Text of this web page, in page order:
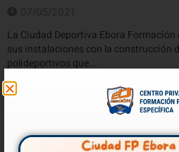
La Ciudad Deportiva Ebora
sus instalaciones con la construcción
polideportivos que...